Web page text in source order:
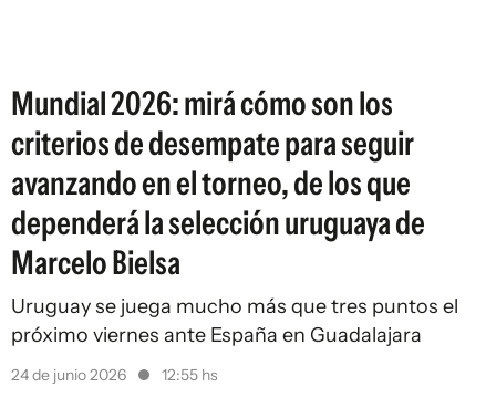
Mundial 2026: mirá cómo son los
criterios de desempate para seguir
avanzando en el torneo, de los que
dependerá la selección uruguaya de
Marcelo Bielsa
Uruguay se juega mucho más que tres puntos el
próximo viernes ante España en Guadalajara
24 de junio 2026 12:55 hs